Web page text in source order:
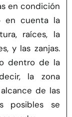
en condición
en cuenta la
raíces, la
y las zanjas.
dentro de la
la zona
de las
posibles se